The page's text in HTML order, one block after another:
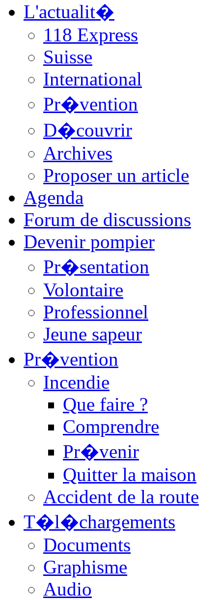
L'actualit�
118 Express
Suisse
International
Pr�vention
D�couvrir
Archives
Proposer un article
Agenda
Forum de discussions
Devenir pompier
Pr�sentation
Volontaire
Professionnel
Jeune sapeur
Pr�vention
Incendie
Que faire ?
Comprendre
Pr�venir
Quitter la maison
Accident de la route
T�l�chargements
Documents
Graphisme
Audio